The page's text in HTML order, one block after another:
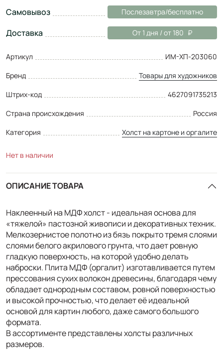
Самовывоз Послезавтра/бесплатно
Доставка От 1 дня / от 180
Артикул
ИМ-ХП-203060
Бренд
Товары для художников
Штрих-код
4627091735213
Страна происхождения
Россия
Категория
Холст на картоне и оргалите
Нет в наличии
ОПИСАНИЕ ТОВАРА
Наклеенный на МДФ холст - идеальная основа для
«тяжелой» пастозной живописи и декоративных техник.
Мелкозернистое полотно из бязь покрыто тремя слоями
слоями белого акрилового грунта, что дает ровную
гладкую поверхность, на которой удобно делать
наброски. Плита МДФ (оргалит) изготавливается путем
прессования сухих волокон древесины, благодаря чему
обладает однородным составом, ровной поверхностью
и высокой прочностью, что делает её идеальной
основой для картин любого, даже самого большого
формата.
В ассортименте представлены холсты различных
размеров.